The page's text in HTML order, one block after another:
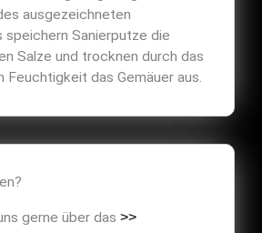
ausgezeichneten
speichern Sanierputze die
Salze und trocknen durch das
Feuchtigkeit das Gemäuer aus.
gerne über das >>